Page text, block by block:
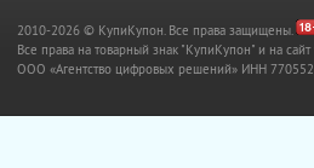
2010-2026 © КупиКупон. Все права защищены.
Все права на товарный знак "КупиКупон" и на
OOO «Агентство цифровых решений» ИНН